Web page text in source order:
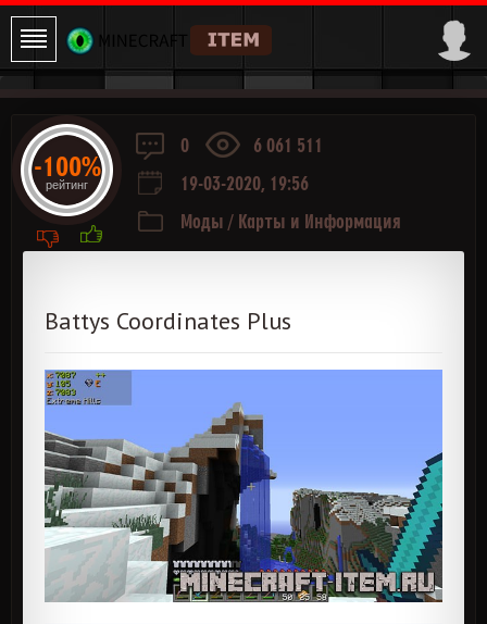
0
6 061 511
19-03-2020, 19:56
Моды / Карты и Информация
Battys Coordinates Plus
-100%
рейтинг